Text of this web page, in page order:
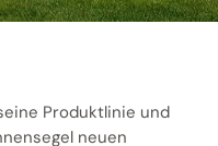
Produktlinie und
neuen